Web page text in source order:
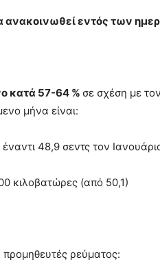
ανακοινωθεί εντός των
κατά 57-64 % σε σχέση με
μήνα είναι:
48,9 σεντς τον
κιλοβατώρες (από 50,1)
ρεύματος: